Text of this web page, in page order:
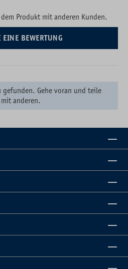
0 von 5 Sternen
Produkt mit anderen Kunden.
EINE BEWERTUNG
gefunden. Gehe voran und teile
anderen.